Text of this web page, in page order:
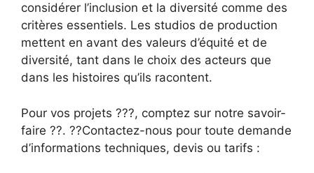
considérer l’inclusion et la diversité comme des
critères essentiels. Les studios de production
mettent en avant des valeurs d’équité et de
diversité, tant dans le choix des acteurs que
dans les histoires qu’ils racontent.
Pour vos projets ???, comptez sur notre savoir-
faire ??. ??Contactez-nous pour toute demande
d’informations techniques, devis ou tarifs :